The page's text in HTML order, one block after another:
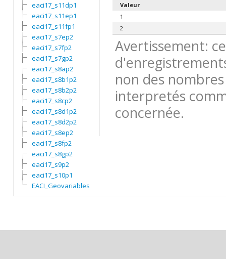
eaci17_s11dp1
eaci17_s11ep1
eaci17_s11fp1
eaci17_s7ep2
eaci17_s7fp2
eaci17_s7gp2
eaci17_s8ap2
eaci17_s8b1p2
eaci17_s8b2p2
eaci17_s8cp2
eaci17_s8d1p2
eaci17_s8d2p2
eaci17_s8ep2
eaci17_s8fp2
eaci17_s8gp2
eaci17_s9p2
eaci17_s10p1
EACI_Geovariables
Valeur
1
2
Avertissement:
non des
interpretés
concernée.